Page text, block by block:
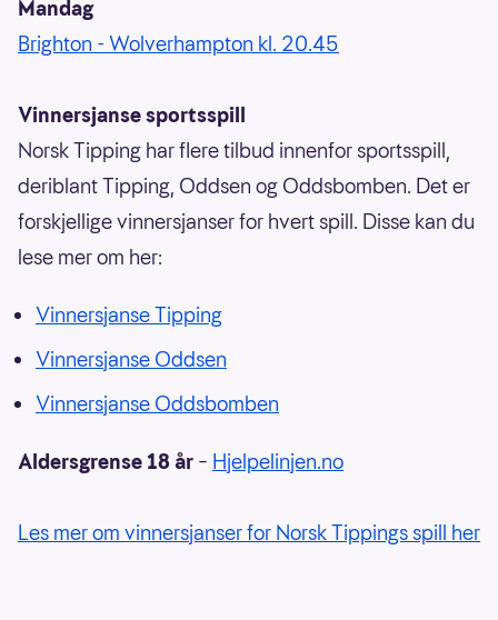
Mandag
Brighton - Wolverhampton kl. 20.45
Vinnersjanse sportsspill
Norsk Tipping har flere tilbud innenfor sportsspill,
deriblant Tipping, Oddsen og Oddsbomben. Det er
forskjellige vinnersjanser for hvert spill. Disse kan du
lese mer om her:
Vinnersjanse Tipping
Vinnersjanse Oddsen
Vinnersjanse Oddsbomben
Aldersgrense 18 år – Hjelpelinjen.no
Les mer om vinnersjanser for Norsk Tippings spill her